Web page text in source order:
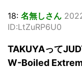
18: 名無しさん
ID:LtZuRP6U0
TAKUYAって
W-Boiled